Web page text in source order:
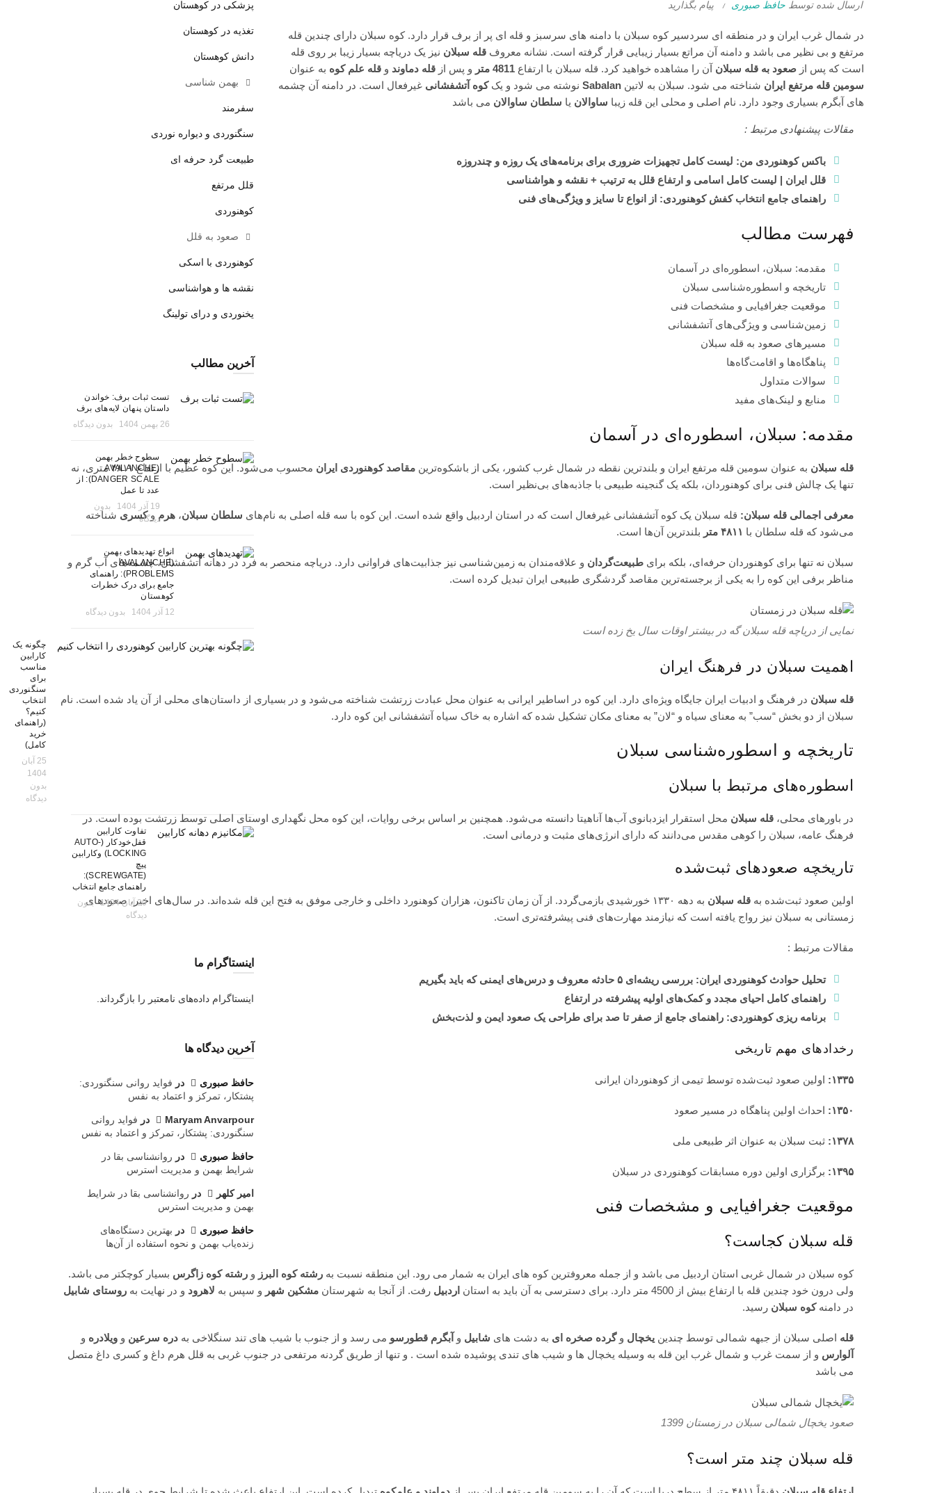
ارسال شده توسط حافظ صبوری پیام بگذارید
در شمال غرب ایران و در منطقه ای سردسیر کوه سبلان با دامنه های سرسبز و قله ای پر از برف قرار دارد. کوه سبلان دارای چندین قله
مرتفع و بی نظیر می باشد و دامنه آن مراتع بسیار زیبایی قرار گرفته است. نشانه معروف قله سبلان نیز یک دریاچه بسیار زیبا بر روی قله
است که پس از صعود به قله سبلان آن را مشاهده خواهید کرد. قله سبلان با ارتفاع 4811 متر و پس از قله دماوند و قله علم کوه به عنوان
سومین قله مرتفع ایران شناخته می شود. سبلان به لاتین Sabalan نوشته می شود و یککوه آتشفشانی غیرفعال است. در دامنه آن چشمه
های آبگرم بسیاری وجود دارد. نام اصلی و محلی این قله زیبا ساوالان یا سلطان ساوالان می باشد
مقالات پیشنهادی مرتبط :
باکس کوهنوردی من: لیست کامل تجهیزات ضروری برای برنامه‌های یک روزه و چندروزه
قلل ایران | لیست کامل اسامی و ارتفاع قلل به ترتیب + نقشه و هواشناسی
راهنمای جامع انتخاب کفش کوهنوردی: از انواع تا سایز و ویژگی‌های فنی
فهرست مطالب
مقدمه: سبلان، اسطوره‌ای در آسمان
تاریخچه و اسطوره‌شناسی سبلان
موقعیت جغرافیایی و مشخصات فنی
زمین‌شناسی و ویژگی‌های آتشفشانی
مسیرهای صعود به قله سبلان
پناهگاه‌ها و اقامت‌گاه‌ها
سوالات متداول
منابع و لینک‌های مفید
مقدمه: سبلان، اسطوره‌ای در آسمان
قله سبلان به عنوان سومین قله مرتفع ایران و بلندترین نقطه در شمال غرب کشور، یکی از باشکوه‌ترین مقاصدکوهنوردی ایران محسوب می‌شود. این کوه عظیم با ارتفاع
۴۸۱۱ متری، نه
تنها یک چالش فنی برای کوهنوردان، بلکه یک گنجینه طبیعی با جاذبه‌های بی‌نظیر است.
معرفی اجمالی قله سبلان: قله سبلان یک کوه آتشفشانی غیرفعال است که در استان اردبیل واقع شده است. این کوه با سه قله اصلی به نام‌های سلطان سبلان، هرم وکسری شناخته
می‌شود که قله سلطان با ۴۸۱۱ متر بلندترین آن‌ها است.
سبلان نه تنها برایکوهنوردان حرفه‌ای، بلکه برای طبیعت‌گردان و علاقه‌مندان به زمین‌شناسی نیز جذابیت‌های فراوانی دارد. دریاچه منحصر به فرد در دهانه آتشفشان، چشمه‌های آب گرم و
مناظر برفی این کوه را به یکی از برجسته‌ترین مقاصد گردشگری طبیعی ایران تبدیل کرده است.
نمایی از دریاچه قله سبلان گه در بیشتر اوقات سال یخ زده است
اهمیت سبلان در فرهنگ ایران
قله سبلان در فرهنگ و ادبیات ایران جایگاه ویژه‌ای دارد. این کوه در اساطیر ایرانی به عنوان محل عبادت زرتشت شناخته می‌شود و در بسیاری از داستان‌های محلی از آن یاد شده است. نام
سبلان از دو بخش “سب” به معنای سیاه و “لان” به معنای مکان تشکیل شده که اشاره به خاک سیاه آتشفشانی این کوه دارد.
تاریخچه و اسطوره‌شناسی سبلان
اسطوره‌های مرتبط با سبلان
در باورهای محلی، قله سبلان محل استقرار ایزدبانوی آب‌ها آناهیتا دانسته می‌شود. همچنین بر اساس برخی روایات، این کوه محل نگهداری اوستای اصلی توسط زرتشت بوده است. در
فرهنگ عامه، سبلان را کوهی مقدس می‌دانند که دارای انرژی‌های مثبت و درمانی است.
تاریخچه صعودهای ثبت‌شده
اولین صعود ثبت‌شده به قله سبلان به دهه ۱۳۳۰ خورشیدی بازمی‌گردد. از آن زمان تاکنون، هزاران کوهنورد داخلی و خارجی موفق به فتح این قله شده‌اند. در سال‌های اخیر، صعودهای
زمستانی به سبلان نیز رواج یافته است که نیازمند مهارت‌های فنی پیشرفته‌تری است.
مقالات مرتبط :
تحلیل حوادث کوهنوردی ایران: بررسی ریشه‌ای ۵ حادثه معروف و درس‌های ایمنی که باید بگیریم
راهنمای کامل احیای مجدد و کمک‌های اولیه پیشرفته در ارتفاع
برنامه ریزی کوهنوردی: راهنمای جامع از صفر تا صد برای طراحی یک صعود ایمن و لذت‌بخش
رخدادهای مهم تاریخی
۱۳۳۵: اولین صعود ثبت‌شده توسط تیمی از کوهنوردان ایرانی
۱۳۵۰: احداث اولین پناهگاه در مسیر صعود
۱۳۷۸: ثبت سبلان به عنوان اثر طبیعی ملی
۱۳۹۵: برگزاری اولین دوره مسابقات کوهنوردی در سبلان
موقعیت جغرافیایی و مشخصات فنی
قله سبلان کجاست؟
کوه سبلان در شمال غربی استان اردبیل می باشد و از جمله معروفترین کوه های ایران به شمار می رود. این منطقه نسبت به رشته کوه البرز و رشته کوه زاگرس بسیار کوچکتر می باشد.
ولی درون خود چندین قله با ارتفاع بیش از 4500 متر دارد. برای دسترسی به آن باید به استان
اردبیل رفت. از آنجا به شهرستان مشکین شهر و سپس به لاهرود و در نهایت به روستای شابیل
در دامنهکوه سبلان رسید.
قله اصلی سبلان از جبهه شمالی توسط چندین یخچال وگرده صخره ای به دشت های شابیل و آبگرم قطورسو می رسد و از جنوب با شیب های تند سنگلاخی به دره سرعین و ویلادره و
آلوارس و از سمت غرب و شمال غرب این قله به وسیله یخچال ها و شیب های تندی پوشیده شده است . و تنها از طریق گردنه مرتفعی در جنوب غربی به قلل هرم داغ و کسری داغ متصل
می باشد
صعود یخچال شمالی سبلان در زمستان 1399
قله سبلان چند متر است؟
پزشکی در کوهستان
تغذیه در کوهستان
دانش کوهستان
بهمن شناسی
سفرمند
سنگنوردی و دیواره نوردی
طبیعت گرد حرفه ای
قلل مرتفع
کوهنوردی
صعود به قلل
کوهنوردی با اسکی
نقشه ها و هواشناسی
یخنوردی و درای تولینگ
آخرین مطالب
تست ثبات برف: خواندن
داستان پنهان لایه‌های برف
26 بهمن 1404
بدون دیدگاه
سطوح خطر بهمن
(AVALANCHE
DANGER SCALE): از
عدد تا عمل
19 آذر 1404
بدون
دیدگاه
انواع تهدیدهای بهمن
(AVALANCHE
PROBLEMS): راهنمای
جامع برای درک خطرات
کوهستان
12 آذر 1404
بدون دیدگاه
چگونه یک
کارابین
مناسب
برای
سنگنوردی
انتخاب
کنیم؟
(راهنمای
خرید
کامل)
25 آبان
1404
بدون
دیدگاه
تفاوت کارابین
قفل‌خودکار (AUTO-
LOCKING) وکارابین
پیچ
(SCREWGATE):
راهنمای جامع انتخاب
20 آبان 1404
بدون
دیدگاه
اینستاگرام ما
اینستاگرام داده‌های نامعتبر را بازگرداند.
آخرین دیدگاه ها
حافظ صبوری در فواید روانی سنگنوردی:
پشتکار، تمرکز و اعتماد به نفس
Maryam Anvarpour در فواید روانی
سنگنوردی: پشتکار، تمرکز و اعتماد به نفس
حافظ صبوری در روانشناسی بقا در
شرایط بهمن و مدیریت استرس
امیر کلهر در روانشناسی بقا در شرایط
بهمن و مدیریت استرس
حافظ صبوری در بهترین دستگاه‌های
زنده‌یاب بهمن و نحوه استفاده از آن‌ها